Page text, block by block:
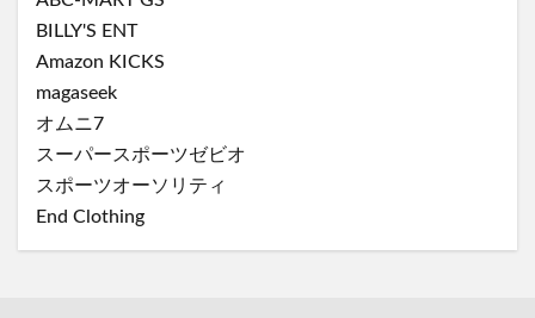
BILLY'S ENT
Amazon KICKS
magaseek
オムニ7
スーパースポーツゼビオ
スポーツオーソリティ
End Clothing